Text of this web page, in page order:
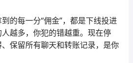
的每一分“佣金”，都是下线投进
越多，你犯的错越重。现在停
保留所有聊天和转账记录，是你